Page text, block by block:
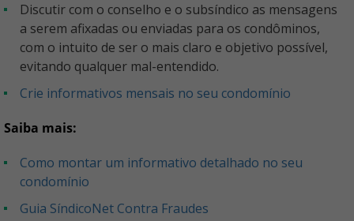
Discutir com o conselho e o subsíndico as mensagens
a serem afixadas ou enviadas para os condôminos,
com o intuito de ser o mais claro e objetivo possível,
evitando qualquer mal-entendido.
Crie informativos mensais no seu condomínio
Saiba mais:
Como montar um informativo detalhado no seu
condomínio
Guia SíndicoNet Contra Fraudes